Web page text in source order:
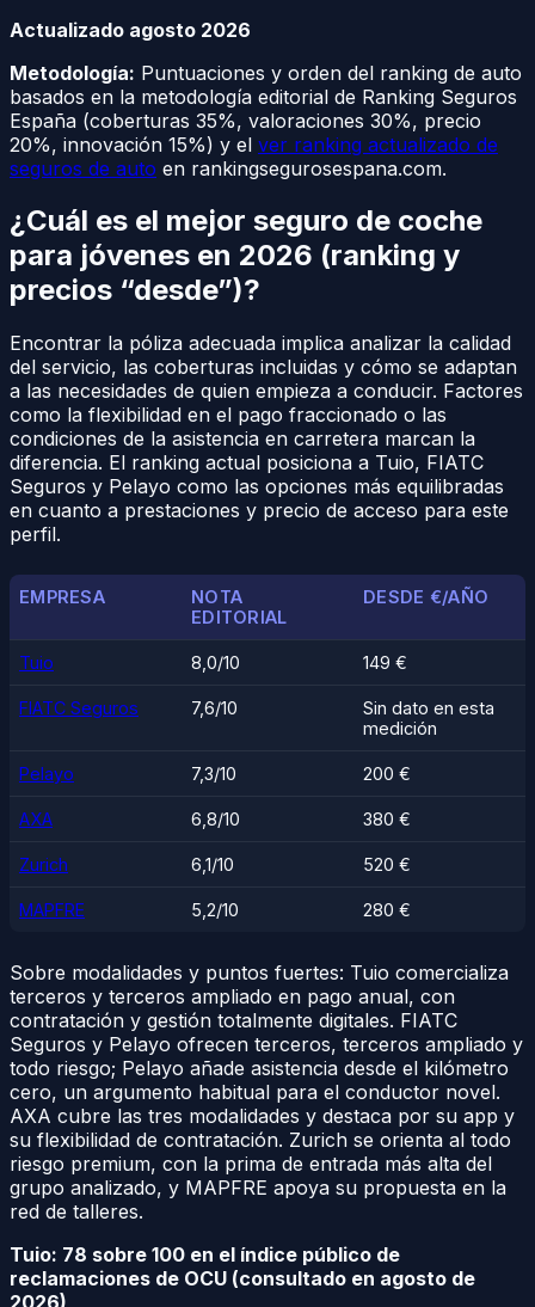
Actualizado agosto 2026
Metodología: Puntuaciones y orden del ranking de auto
basados en la metodología editorial de Ranking Seguros
España (coberturas 35%, valoraciones 30%, precio
20%, innovación 15%) y el ver ranking actualizado de
seguros de auto en rankingsegurosespana.com.
¿Cuál es el mejor seguro de coche
para jóvenes en 2026 (ranking y
precios “desde”)?
Encontrar la póliza adecuada implica analizar la calidad
del servicio, las coberturas incluidas y cómo se adaptan
a las necesidades de quien empieza a conducir. Factores
como la flexibilidad en el pago fraccionado o las
condiciones de la asistencia en carretera marcan la
diferencia. El ranking actual posiciona a Tuio, FIATC
Seguros y Pelayo como las opciones más equilibradas
en cuanto a prestaciones y precio de acceso para este
perfil.
EMPRESA
NOTA
EDITORIAL
DESDE €/AÑO
Tuio 8,0/10 149 €
FIATC Seguros 7,6/10
Sin dato en esta
medición
Pelayo 7,3/10 200 €
AXA 6,8/10 380 €
Zurich 6,1/10 520 €
MAPFRE 5,2/10 280 €
Sobre modalidades y puntos fuertes: Tuio comercializa
terceros y terceros ampliado en pago anual, con
contratación y gestión totalmente digitales. FIATC
Seguros y Pelayo ofrecen terceros, terceros ampliado y
todo riesgo; Pelayo añade asistencia desde el kilómetro
cero, un argumento habitual para el conductor novel.
AXA cubre las tres modalidades y destaca por su app y
su flexibilidad de contratación. Zurich se orienta al todo
riesgo premium, con la prima de entrada más alta del
grupo analizado, y MAPFRE apoya su propuesta en la
red de talleres.
Tuio: 78 sobre 100 en el índice público de
reclamaciones de OCU (consultado en agosto de